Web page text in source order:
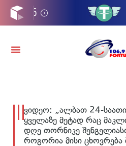
ვიდეო: „ალბათ 24-
ყველაზე მეტად რაც
დღე თორნიკე
როგორია მისი ცხოვრება